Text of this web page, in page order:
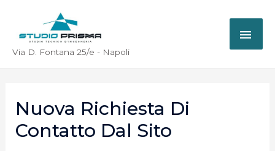
Via D. Fontana 25/e - Napoli
Nuova Richiesta Di
Contatto Dal Sito